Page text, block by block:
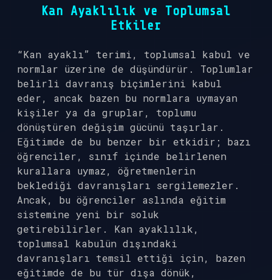
Kan Ayaklılık ve Toplumsal
Etkiler
“Kan ayaklı” terimi, toplumsal kabul ve
normlar üzerine de düşündürür. Toplumlar
belirli davranış biçimlerini kabul
eder, ancak bazen bu normlara uymayan
kişiler ya da gruplar, toplumu
dönüştüren değişim gücünü taşırlar.
Eğitimde de bu benzer bir etkidir; bazı
öğrenciler, sınıf içinde belirlenen
kurallara uymaz, öğretmenlerin
beklediği davranışları sergilemezler.
Ancak, bu öğrenciler aslında eğitim
sistemine yeni bir soluk
getirebilirler. Kan ayaklılık,
toplumsal kabulün dışındaki
davranışları temsil ettiği için, bazen
eğitimde de bu tür dışa dönük,